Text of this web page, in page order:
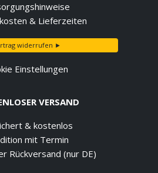
& Lieferzeiten
widerrufen ►
Einstellungen
VERSAND
& kostenlos
mit Termin
Rückversand (nur DE)